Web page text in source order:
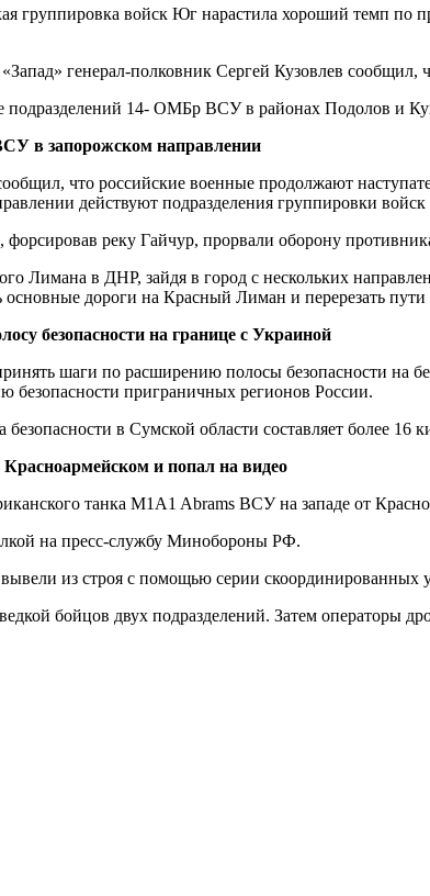
группировка войск Юг нарастила хороший темп
генерал-полковник Сергей Кузовлев сообщил,
14- ОМБр ВСУ в районах Подолов и
в запорожском направлении
что российские военные продолжают
действуют подразделения группировки войск
реку Гайчур, прорвали оборону
Лимана в ДНР, зайдя в город с нескольких
дороги на Красный Лиман и перерезать
безопасности на границе с Украиной
шаги по расширению полосы безопасности на
безопасности приграничных регионов России.
в Сумской области составляет более
и попал на видео
танка M1A1 Abrams ВСУ на западе от
на пресс-службу Минобороны РФ.
из строя с помощью серии скоординированных
бойцов двух подразделений. Затем операторы